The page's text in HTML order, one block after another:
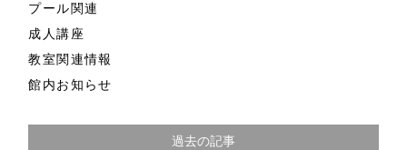
プール関連
成人講座
教室関連情報
館内お知らせ
過去の記事